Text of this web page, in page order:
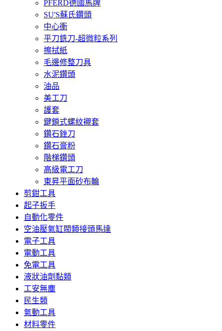
PFERD德國馬牌
SU'S蘇氏鑽頭
中心衝
平刀銑刀-超微粒系列
擦拭紙
毛邊修整刀具
水泥鑽頭
油品
美工刀
護套
鍵鎖式螺紋襯套
鑽石銼刀
鑽石膏粉
階梯鑽頭
高級電工刀
東昇平面砂布輪
剪鉗工具
起子扳手
自動化零件
空油壓氣缸閥類接頭馬達
電子工具
電動工具
免電工具
液狀油劑黏類
工安無塵
民生類
氣動工具
材料零件